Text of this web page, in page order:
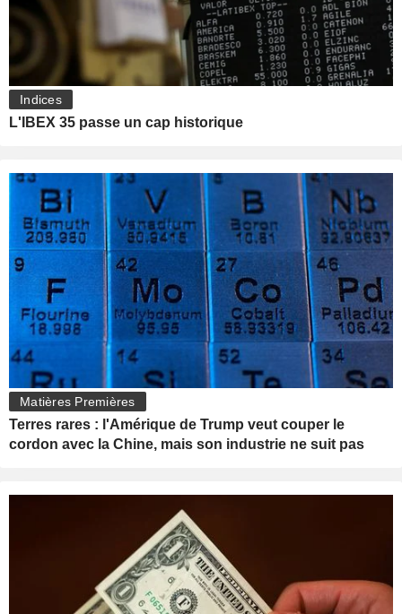
Indices
L'IBEX 35 passe un cap historique
Matières Premières
Terres rares : l'Amérique de Trump veut couper le
cordon avec la Chine, mais son industrie ne suit pas